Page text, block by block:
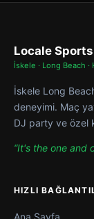
Locale
İskele · Long Beach ·
İskele Long
deneyimi. Maç
DJ party ve özel
“It's the one and
HIZLI